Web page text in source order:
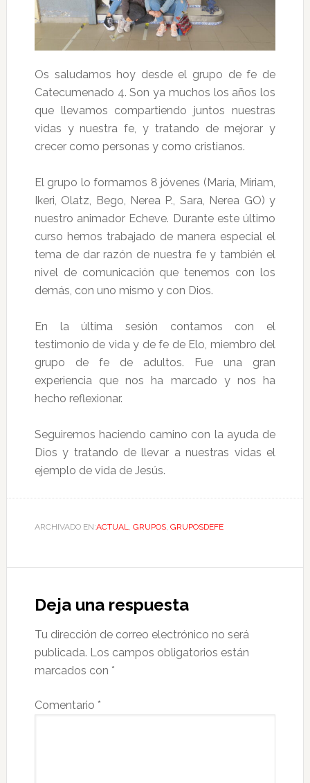
Os saludamos hoy desde el grupo de fe de
Catecumenado 4. Son ya muchos los años los
que llevamos compartiendo juntos nuestras
vidas y nuestra fe, y tratando de mejorar y
crecer como personas y como cristianos.
El grupo lo formamos 8 jóvenes (María, Miriam,
Ikeri, Olatz, Bego, Nerea P., Sara, Nerea GO) y
nuestro animador Echeve. Durante este último
curso hemos trabajado de manera especial el
tema de dar razón de nuestra fe y también el
nivel de comunicación que tenemos con los
demás, con uno mismo y con Dios.
En la última sesión contamos con el
testimonio de vida y de fe de Elo, miembro del
grupo de fe de adultos. Fue una gran
experiencia que nos ha marcado y nos ha
hecho reflexionar.
Seguiremos haciendo camino con la ayuda de
Dios y tratando de llevar a nuestras vidas el
ejemplo de vida de Jesús.
ARCHIVADO EN:ACTUAL, GRUPOS, GRUPOSDEFE
Deja una respuesta
Tu dirección de correo electrónico no será
publicada. Los campos obligatorios están
marcados con *
Comentario *